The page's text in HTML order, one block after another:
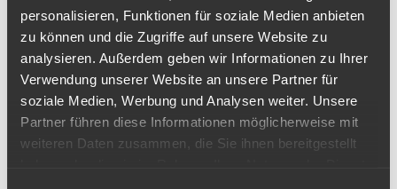
personalisieren, Funktionen für soziale Medien anbieten
zu können und die Zugriffe auf unsere Website zu
analysieren. Außerdem geben wir Informationen zu Ihrer
Verwendung unserer Website an unsere Partner für
soziale Medien, Werbung und Analysen weiter. Unsere
Partner führen diese Informationen möglicherweise mit
weiteren Daten zusammen, die Sie ihnen bereitgestellt
Bruchgoldlegierung
333 (8 Karat) Bruchgold
Ankaufpreis38,65 €/g
Bruchgoldlegierung375 (9 Karat) Bruchgold
Ankaufpreis43,51€/g
Bruchgoldlegierung 585 (14 Karat) Bruchgold